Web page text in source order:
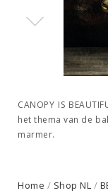
CANOPY IS
het thema van de
marmer.
Home / Shop NL /